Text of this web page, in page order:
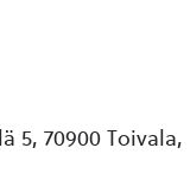
5, 70900 Toivala,